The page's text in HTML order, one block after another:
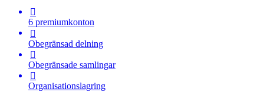

6 premiumkonton

Obegränsad delning

Obegränsade samlingar

Organisationslagring